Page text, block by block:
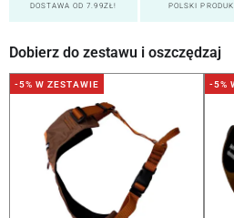
DOSTAWA OD 7.99ZŁ! POLSKI
Dobierz do zestawu i oszczędzaj
-5% W ZESTAWIE -5%